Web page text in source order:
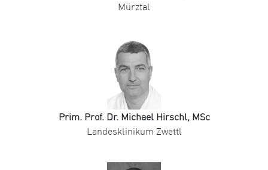
Mürztal
Prim. Prof. Dr. Michael Hirschl, MSc
Landesklinikum Zwettl